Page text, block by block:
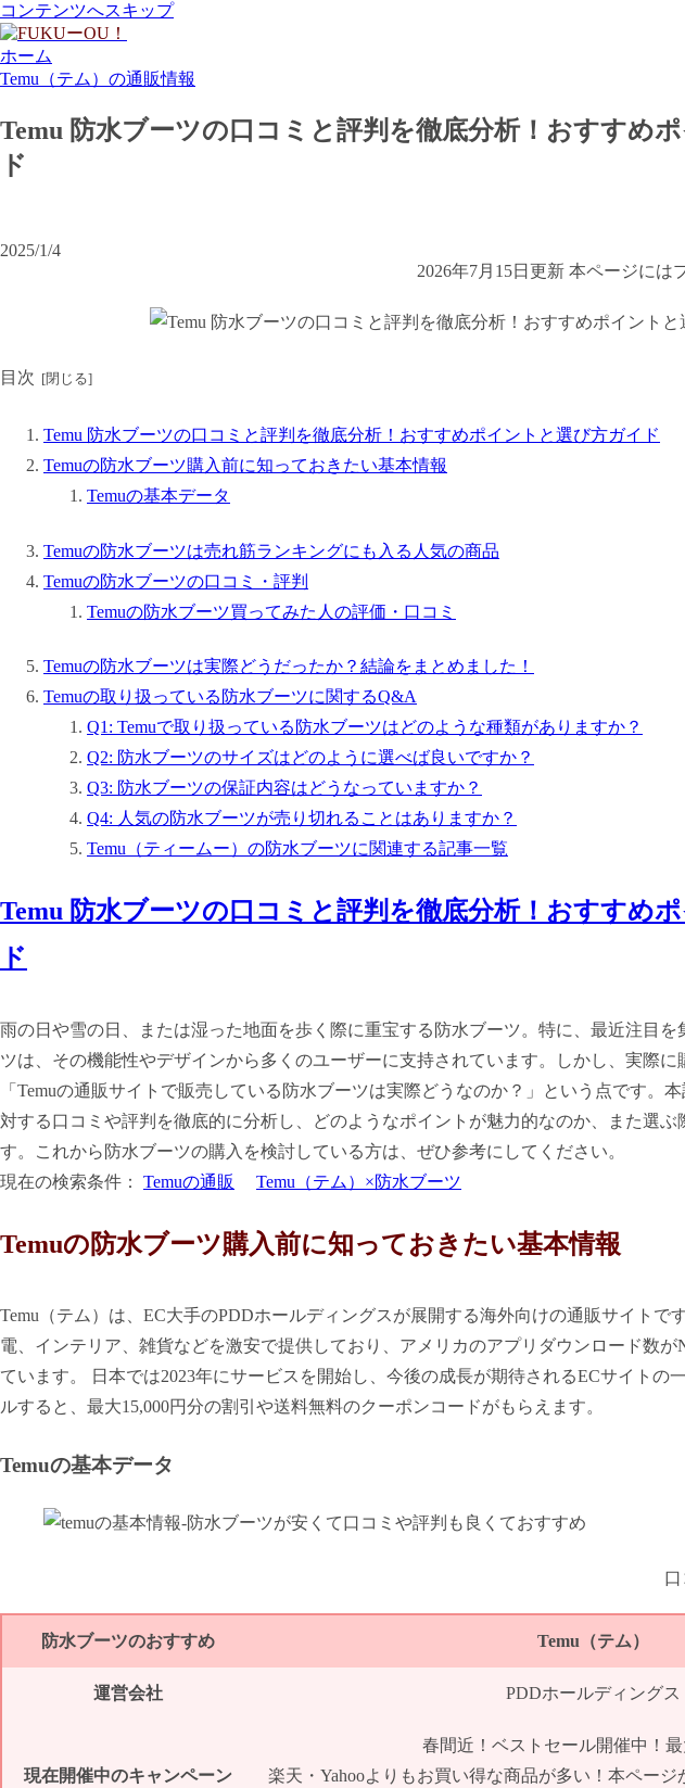
コンテンツへスキップ
ホーム
Temu（テム）の通販情報
Temu 防水ブーツの口コミと評判を徹底分析！おすすめ
ド
2025/1/4
2026年7月15日更新 本ページに
目次
Temu 防水ブーツの口コミと評判を徹底分析！おすすめポイントと選び方ガイド
Temuの防水ブーツ購入前に知っておきたい基本情報
Temuの基本データ
Temuの防水ブーツは売れ筋ランキングにも入る人気の商品
Temuの防水ブーツの口コミ・評判
Temuの防水ブーツ買ってみた人の評価・口コミ
Temuの防水ブーツは実際どうだったか？結論をまとめました！
Temuの取り扱っている防水ブーツに関するQ&A
Q1: Temuで取り扱っている防水ブーツはどのような種類がありますか？
Q2: 防水ブーツのサイズはどのように選べば良いですか？
Q3: 防水ブーツの保証内容はどうなっていますか？
Q4: 人気の防水ブーツが売り切れることはありますか？
Temu（ティームー）の防水ブーツに関連する記事一覧
Temu 防水ブーツの口コミと評判を徹底分析！おすすめ
ド
雨の日や雪の日、または湿った地面を歩く際に重宝する防水ブーツ。特に、最近注目を
ツは、その機能性やデザインから多くのユーザーに支持されています。しかし、実際に
「Temuの通販サイトで販売している防水ブーツは実際どうなのか？」という点です。
対する口コミや評判を徹底的に分析し、どのようなポイントが魅力的なのか、また選ぶ
す。これから防水ブーツの購入を検討している方は、ぜひ参考にしてください。
現在の検索条件： Temuの通販 Temu（テム）×防水ブーツ
Temuの防水ブーツ購入前に知っておきたい基本情報
Temu（テム）は、EC大手のPDDホールディングスが展開する海外向けの通販サイトで
電、インテリア、雑貨などを激安で提供しており、アメリカのアプリダウンロード数が
ています。 日本では2023年にサービスを開始し、今後の成長が期待されるECサイトの
ルすると、最大15,000円分の割引や送料無料のクーポンコードがもらえます。
Temuの基本データ
口
防水ブーツのおすすめ Temu（テム）
運営会社 PDDホールディングス
現在開催中のキャンペーン
春間近！ベストセール開催中！最
楽天・Yahooよりもお買い得な商品が多い！本ペー